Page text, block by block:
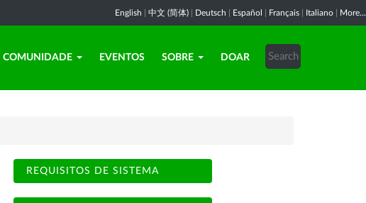
English 中文 (简体) Deutsch Español Français Italiano More...
COMUNIDADE EVENTOS SOBRE DOAR
REQUISITOS DE SISTEMA